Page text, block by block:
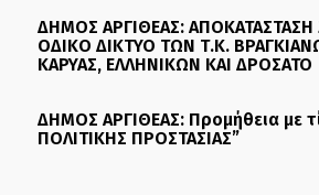
ΔΗΜΟΣ ΑΡΓΙΘΕΑΣ:
ΟΔΙΚΟ ΔΙΚΤΥΟ ΤΩΝ Τ.Κ.
ΚΑΡΥΑΣ, ΕΛΛΗΝΙΚΩΝ ΚΑΙ ΔΡΟΣΑΤΟ
ΔΗΜΟΣ ΑΡΓΙΘΕΑΣ: Προμήθεια με
ΠΟΛΙΤΙΚΗΣ ΠΡΟΣΤΑΣΙΑΣ”